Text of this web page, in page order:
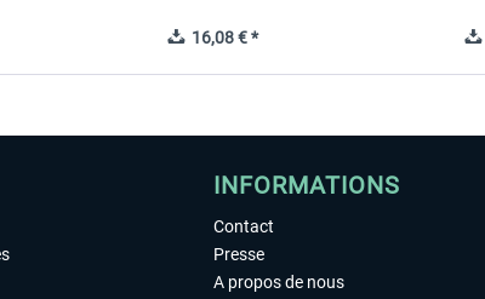
16,08 € *
INFORMATIONS
Contact
Presse
A propos de nous